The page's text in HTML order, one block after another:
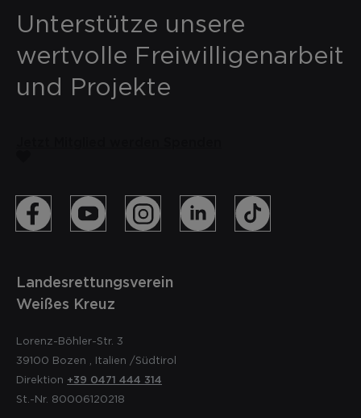
Unterstütze unsere
wertvolle Freiwilligenarbeit
und Projekte
Landesrettungsverein
Weißes Kreuz
Lorenz-Böhler-Str. 3
39100 Bozen Italien /Südtirol
Direktion +39 0471 444 314
St.-Nr. 80006120218